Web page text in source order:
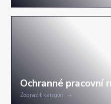
Zobrazit kategorii